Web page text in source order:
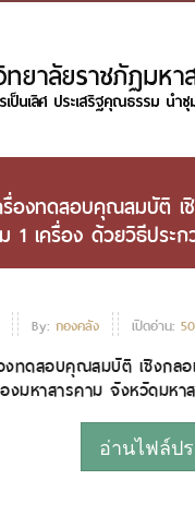
รื่องทดสอบคุณสมบัติ
1 เครื่อง ด้วยวิธีประ
By: กองคลัง เปิดอ่าน:
งทดสอบคุณสมบัติ เชิงกล
งมหาสารคาม จังหวัดมห
อ่านไฟล์ป